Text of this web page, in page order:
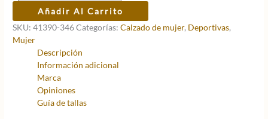
Antracite
burdeos
cantidad
Añadir Al Carrito
SKU:41390-346Categorías:Calzado de mujer, Deportivas,
Mujer
Descripción
Información adicional
Marca
Opiniones
Guía de tallas